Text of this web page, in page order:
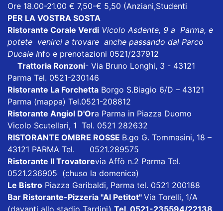
Ore 18.00-21.00 € 7,50-€ 5,50 (Anziani,Studenti
PER LA VOSTRA SOSTA
Ristorante Corale Verdi Vicolo Asdente, 9 a Parma, e
potete venirci a trovare anche passando dal Parco
Ducale Info e prenotazioni 0521/237912
Trattoria Ronzoni- Via Bruno Longhi, 3 - 43121
Parma Tel. 0521-230146
Ristorante La Forchetta Borgo S.Biagio 6/D – 43121
Parma (mappa) Tel.0521-208812
Ristorante Angiol D'Ora Parma in Piazza Duomo
Vicolo Scutellari, 1 Tel. 0521 282632
RISTORANTE OMBRE ROSSE B.go G. Tommasini, 18 –
43121 PARMA Tel. 0521.289575
Ristorante Il Trovatorevia Affò n.2 Parma Tel.
0521.236905 (chuso la domenica)
Le Bistro Piazza Garibaldi, Parma tel. 0521 200188
Bar Ristorante-Pizzeria "Al Petitot" Via Torelli, 1/A
(davanti allo stadio Tardini) Tel. 0521-235594/22138